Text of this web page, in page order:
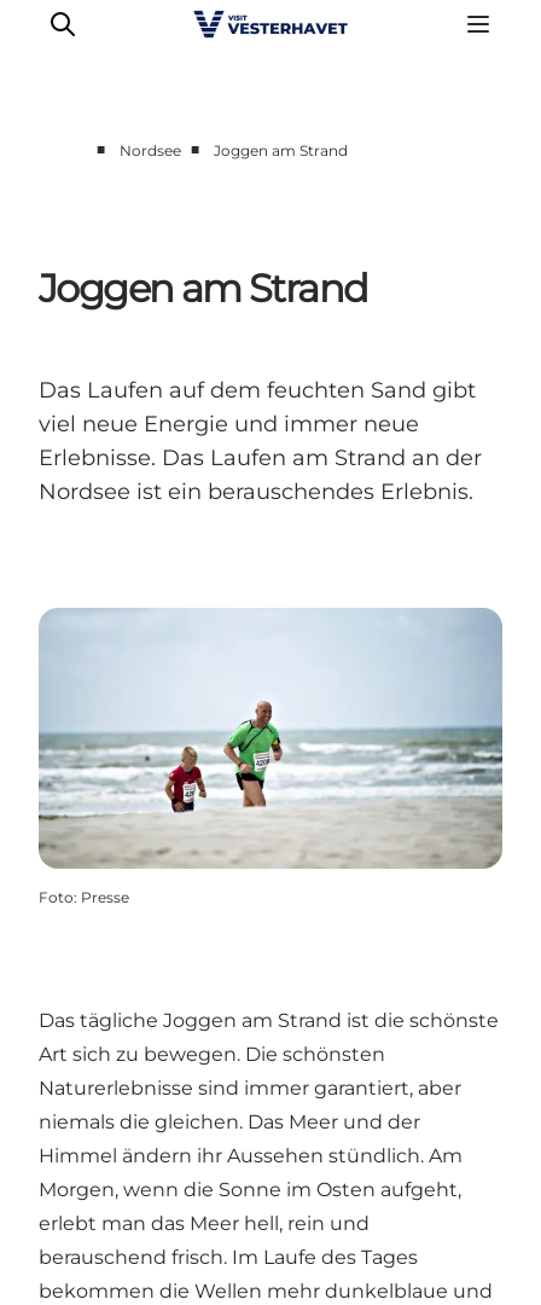
Unsere Städte
Essen & Übernachtung
Plane deine Reise
■ Nordsee ■ Joggen am Strand
Joggen am Strand
Das Laufen auf dem feuchten Sand gibt
viel neue Energie und immer neue
Erlebnisse. Das Laufen am Strand an der
Nordsee ist ein berauschendes Erlebnis.
Foto: Presse
Das tägliche Joggen am Strand ist die schönste
Art sich zu bewegen. Die schönsten
Naturerlebnisse sind immer garantiert, aber
niemals die gleichen. Das Meer und der
Himmel ändern ihr Aussehen stündlich. Am
Morgen, wenn die Sonne im Osten aufgeht,
erlebt man das Meer hell, rein und
berauschend frisch. Im Laufe des Tages
bekommen die Wellen mehr dunkelblaue und